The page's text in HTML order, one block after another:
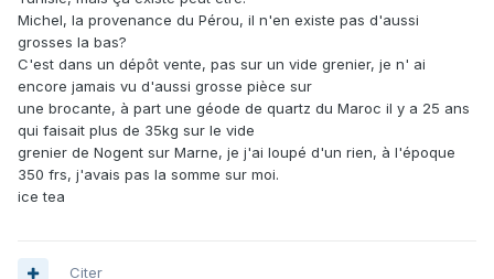
Michel, la provenance du Pérou, il n'en existe pas d'aussi
grosses la bas?
C'est dans un dépôt vente, pas sur un vide grenier, je n' ai
encore jamais vu d'aussi grosse pièce sur
une brocante, à part une géode de quartz du Maroc il y a 25 ans
qui faisait plus de 35kg sur le vide
grenier de Nogent sur Marne, je j'ai loupé d'un rien, à l'époque
350 frs, j'avais pas la somme sur moi.
ice tea
Citer